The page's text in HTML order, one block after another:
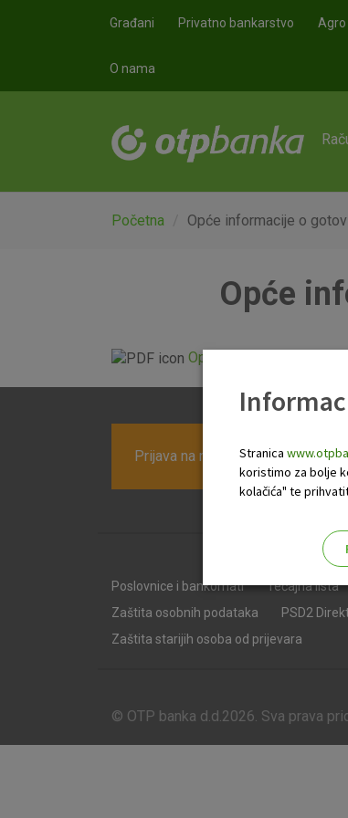
Građani Privatno bankarstvo Agro
O nama
Početna Opće informacije o
Opće
Opće informacije o
Prijava na newsletter OTP banke
Poslovnice i bankomati Tečajna lista
Zaštita osobnih podataka
PSD2
Zaštita starijih osoba od prijevara
© OTP banka d.d.2026. Sva prava
Stranica
koristimo za bolje
kolačića" te